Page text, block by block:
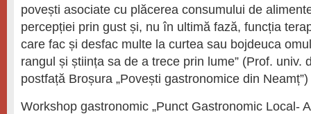
povești asociate cu plăcerea consumului de
percepției prin gust și, nu în ultimă fază, funcția
care fac și desfac multe la curtea sau bojdeuca
rangul și știința sa de a trece prin lume” (Prof. univ.
postfață Broșura „Povești gastronomice din Neamț”)
Workshop gastronomic „Punct Gastronomic Local-